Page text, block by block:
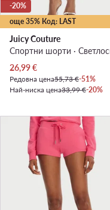
още 35% Код: LAST
-20%
Juicy Couture
Актуална цена
26,99€
Редовна цена55,73 €-51%
Най-ниска цена33,99 €-20%